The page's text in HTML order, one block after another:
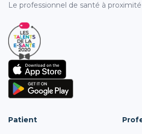
Le professionnel de santé à proximité
Patient